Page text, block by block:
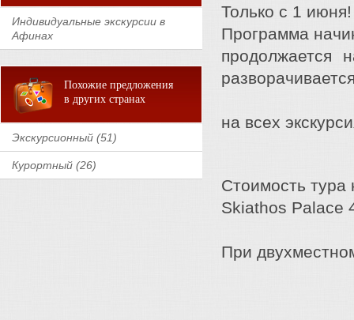
Индивидуальные экскурсии в
Афинах
Похожие предложения
в других странах
Экскурсионный (51)
Курортный (26)
Только с 1 июня!
Программа
продолжается
на всех
Стоимость тура
Skiathos Palace
При